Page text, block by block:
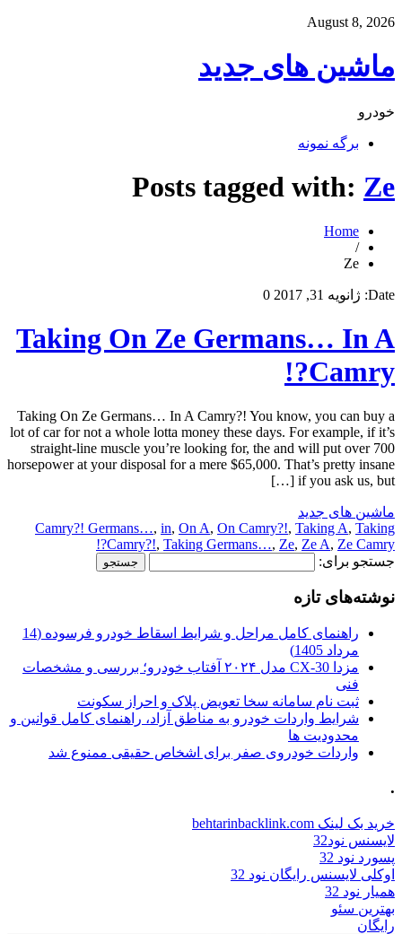
August 8, 2026
ماشین های جدید
خودرو
برگه نمونه
Posts tagged with: Ze
Home
/
Ze
Date: ژانویه 31, 2017 0
Taking On Ze Germans… In A
Camry?!
Taking On Ze Germans… In A Camry?! You know, you can buy a
lot of car for not a whole lotta money these days. For example, if it’s
straight-line muscle you’re looking for, the and will put over 700
horsepower at your disposal for a mere $65,000. That’s pretty insane
if you ask us, but […]
ماشین های جدید
Camry?! Germans…, in, On A, On Camry?!, Taking A, Taking
Camry?!, Taking Germans…, Ze, Ze A, Ze Camry?!
جستجو برای:
نوشته‌های تازه
راهنمای کامل مراحل و شرایط اسقاط خودرو فرسوده (14
مرداد 1405)
مزدا CX-30 مدل ۲۰۲۴ آفتاب خودرو؛ بررسی و مشخصات
فنی
ثبت نام سامانه سخا تعویض پلاک و احراز سکونت
شرایط واردات خودرو به مناطق آزاد، راهنمای کامل قوانین و
محدودیت ها
واردات خودروی صفر برای اشخاص حقیقی ممنوع شد
.
خرید بک لینک behtarinbacklink.com
لایسنس نود32
پسورد نود 32
اوکلی لایسنس رایگان نود 32
همیار نود 32
بهترین سئو
رایگان